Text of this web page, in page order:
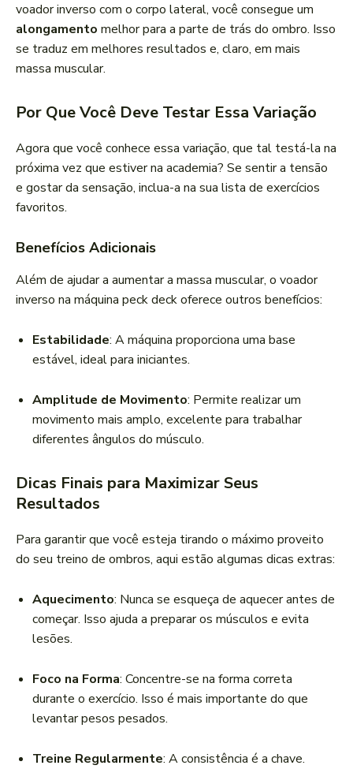
voador inverso com o corpo lateral, você consegue um
alongamento melhor para a parte de trás do ombro. Isso
se traduz em melhores resultados e, claro, em mais
massa muscular.
Por Que Você Deve Testar Essa Variação
Agora que você conhece essa variação, que tal testá-la na
próxima vez que estiver na academia? Se sentir a tensão
e gostar da sensação, inclua-a na sua lista de exercícios
favoritos.
Benefícios Adicionais
Além de ajudar a aumentar a massa muscular, o voador
inverso na máquina peck deck oferece outros benefícios:
Estabilidade: A máquina proporciona uma base
estável, ideal para iniciantes.
Amplitude de Movimento: Permite realizar um
movimento mais amplo, excelente para trabalhar
diferentes ângulos do músculo.
Dicas Finais para Maximizar Seus
Resultados
Para garantir que você esteja tirando o máximo proveito
do seu treino de ombros, aqui estão algumas dicas extras:
Aquecimento: Nunca se esqueça de aquecer antes de
começar. Isso ajuda a preparar os músculos e evita
lesões.
Foco na Forma: Concentre-se na forma correta
durante o exercício. Isso é mais importante do que
levantar pesos pesados.
Treine Regularmente: A consistência é a chave.